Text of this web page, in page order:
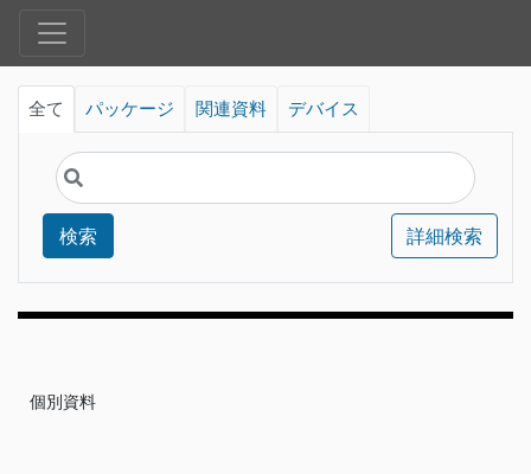
全て パッケージ 関連資料 デバイス
検索 詳細検索
個別資料